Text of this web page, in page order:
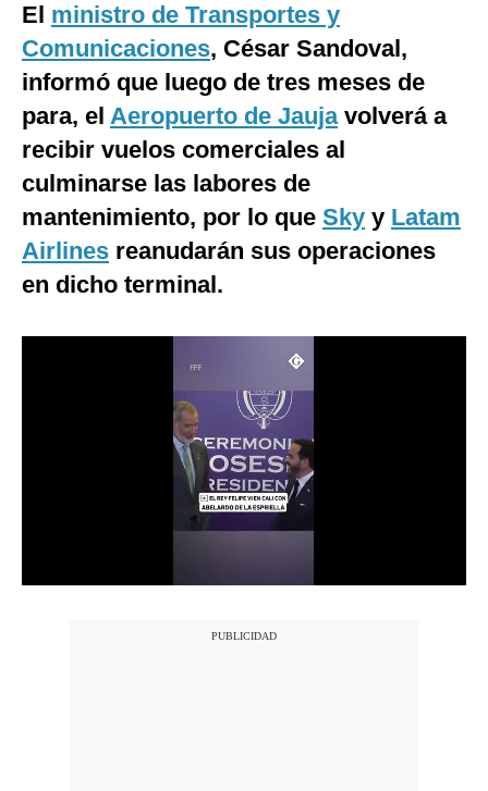
México
España
Internacional
Tecnología
Club del Suscriptor
Mix
G de Gestión
El ministro de Transportes y
Comunicaciones, César Sandoval,
informó que luego de tres meses de
para, el Aeropuerto de Jaujavolverá a
recibir vuelos comerciales al
culminarse las labores de
mantenimiento, por lo que Sky y Latam
Airlines reanudarán sus operaciones
en dicho terminal.